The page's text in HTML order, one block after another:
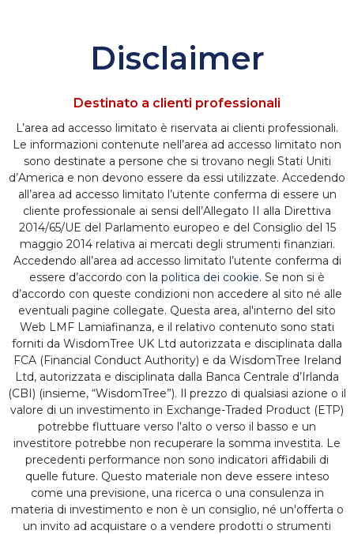
NAVIGA LE CATEGORIE
NAVIGA I TEMI
Finanza ed
economia reale:
oltre Wall Street
Mobeen Tahir-19/06/2020 12:30:01
(updated 25/03/2025 19:04:02)
Gli investitori dell’indice composito del
NASDAQ Composite Index hanno
parecchio di cui rallegrarsi. Hanno infatti
ottenuto quasi l’11% dei rendimenti totali
dall’inizio dell’anno. Per loro, il 2020 a Wall
Street è stata una buona annata. Per gli
Disclaimer
Destinato a clienti professionali
L’area ad accesso limitato è riservata ai clienti professionali.
Le informazioni contenute nell’area ad accesso limitato non
sono destinate a persone che si trovano negli Stati Uniti
d’America e non devono essere da essi utilizzate. Accedendo
all’area ad accesso limitato l’utente conferma di essere un
cliente professionale ai sensi dell’Allegato II alla Direttiva
2014/65/UE del Parlamento europeo e del Consiglio del 15
maggio 2014 relativa ai mercati degli strumenti finanziari.
Accedendo all’area ad accesso limitato l’utente conferma di
essere d’accordo con la politica dei cookie. Se non si è
d’accordo con queste condizioni non accedere al sito né alle
eventuali pagine collegate. Questa area, al'interno del sito
Web LMF Lamiafinanza, e il relativo contenuto sono stati
forniti da WisdomTree UK Ltd autorizzata e disciplinata dalla
FCA (Financial Conduct Authority) e da WisdomTree Ireland
Ltd, autorizzata e disciplinata dalla Banca Centrale d’Irlanda
(CBI) (insieme, “WisdomTree”). Il prezzo di qualsiasi azione o il
valore di un investimento in Exchange-Traded Product (ETP)
potrebbe fluttuare verso l'alto o verso il basso e un
investitore potrebbe non recuperare la somma investita. Le
precedenti performance non sono indicatori affidabili di
quelle future. Questo materiale non deve essere inteso
come una previsione, una ricerca o una consulenza in
materia di investimento e non è un consiglio, né un'offerta o
un invito ad acquistare o a vendere prodotti o strumenti